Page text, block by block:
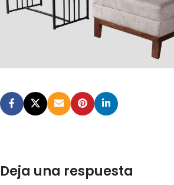
Deja una respuesta